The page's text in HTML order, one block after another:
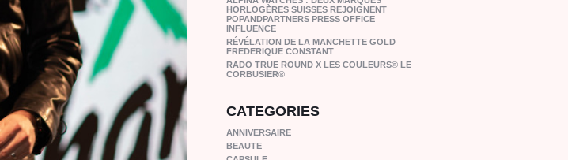
HORLOGÈRES SUISSES REJOIGNENT
POPANDPARTNERS PRESS OFFICE
INFLUENCE
RÉVÉLATION DE LA MANCHETTE GOLD
FREDERIQUE CONSTANT
RADO TRUE ROUND X LES COULEURS® LE
CORBUSIER®
CATEGORIES
ANNIVERSAIRE
BEAUTE